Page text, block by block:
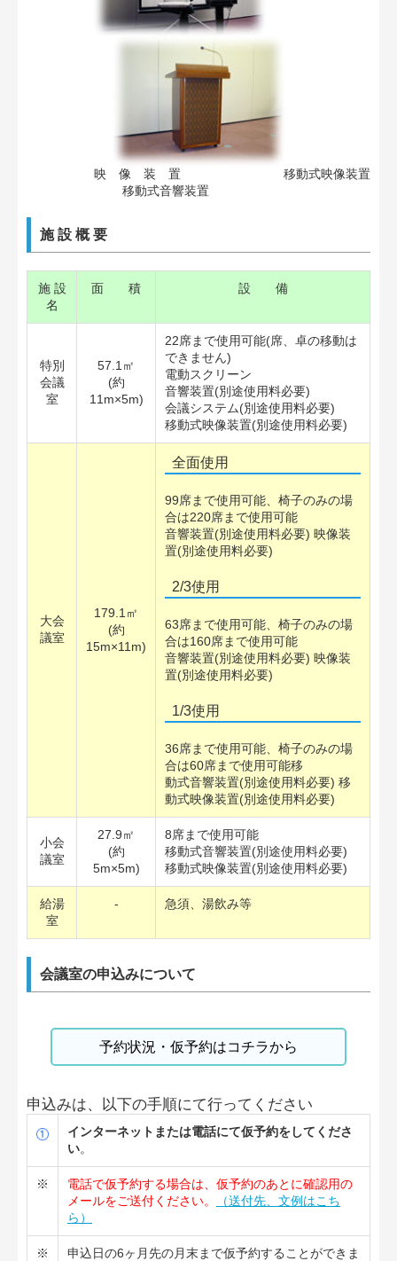
映 像 装 置 移動式映像装置
移動式音響装置
施 設 概 要
施 設
名
面 積 設 備
特別
会議
室
57.1㎡
(約
11m×5m)
22席まで使用可能(席、卓の移動は
できません)
電動スクリーン
音響装置(別途使用料必要)
会議システム(別途使用料必要)
移動式映像装置(別途使用料必要)
大会
議室
179.1㎡
(約
15m×11m)
全面使用
99席まで使用可能、椅子のみの場
合は220席まで使用可能
音響装置(別途使用料必要) 映像装
置(別途使用料必要)
2/3使用
63席まで使用可能、椅子のみの場
合は160席まで使用可能
音響装置(別途使用料必要) 映像装
置(別途使用料必要)
1/3使用
36席まで使用可能、椅子のみの場
合は60席まで使用可能移
動式音響装置(別途使用料必要) 移
動式映像装置(別途使用料必要)
小会
議室
27.9㎡
(約
5m×5m)
8席まで使用可能
移動式音響装置(別途使用料必要)
移動式映像装置(別途使用料必要)
給湯
室
- 急須、湯飲み等
会議室の申込みについて
予約状況・仮予約はコチラから
申込みは、以下の手順にて行ってください
インターネットまたは電話にて仮予約をしてくださ
い。
※
電話で仮予約する場合は、仮予約のあとに確認用の
メールをご送付ください。
（送付先、文例はこち
ら）
※
申込日の6ヶ月先の月末まで仮予約することができま